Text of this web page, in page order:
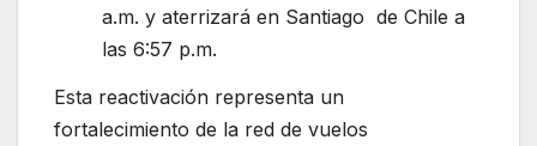
a.m. y aterrizará en Santiago de Chile a
las 6:57 p.m.
Esta reactivación representa un
fortalecimiento de la red de vuelos